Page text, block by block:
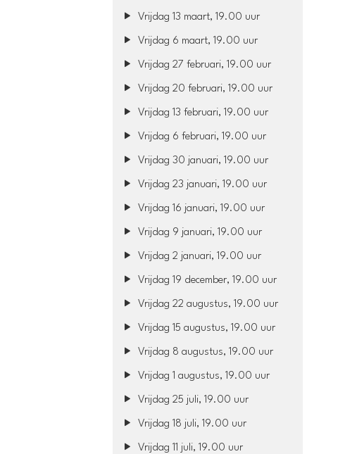
Vrijdag 13 maart, 19.00 uur
Vrijdag 6 maart, 19.00 uur
Vrijdag 27 februari, 19.00 uur
Vrijdag 20 februari, 19.00 uur
Vrijdag 13 februari, 19.00 uur
Vrijdag 6 februari, 19.00 uur
Vrijdag 30 januari, 19.00 uur
Vrijdag 23 januari, 19.00 uur
Vrijdag 16 januari, 19.00 uur
Vrijdag 9 januari, 19.00 uur
Vrijdag 2 januari, 19.00 uur
Vrijdag 19 december, 19.00 uur
Vrijdag 22 augustus, 19.00 uur
Vrijdag 15 augustus, 19.00 uur
Vrijdag 8 augustus, 19.00 uur
Vrijdag 1 augustus, 19.00 uur
Vrijdag 25 juli, 19.00 uur
Vrijdag 18 juli, 19.00 uur
Vrijdag 11 juli, 19.00 uur